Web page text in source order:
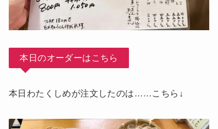
本日のオーダーはこちら
本日わたくしめが注文したのは……こちら↓